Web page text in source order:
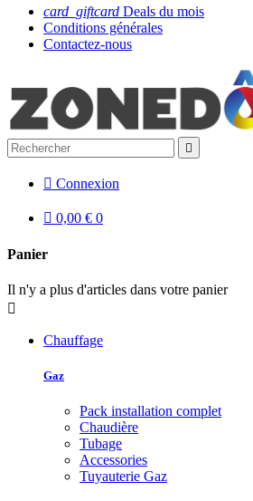
card_giftcard Deals du mois
Conditions générales
Contactez-nous

 Connexion
 0,00 € 0
Panier
Il n'y a plus d'articles dans votre panier

Chauffage
Gaz
Pack installation complet
Chaudière
Tubage
Accessories
Tuyauterie Gaz